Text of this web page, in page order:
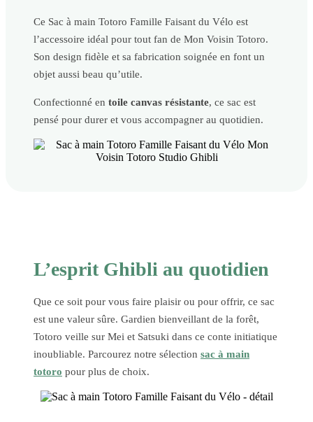
Ce Sac à main Totoro Famille Faisant du Vélo est
l’accessoire idéal pour tout fan de Mon Voisin Totoro.
Son design fidèle et sa fabrication soignée en font un
objet aussi beau qu’utile.
Confectionné en toile canvas résistante, ce sac est
pensé pour durer et vous accompagner au quotidien.
L’esprit Ghibli au quotidien
Que ce soit pour vous faire plaisir ou pour offrir, ce sac
est une valeur sûre. Gardien bienveillant de la forêt,
Totoro veille sur Mei et Satsuki dans ce conte initiatique
inoubliable. Parcourez notre sélection sac à main
totoro pour plus de choix.